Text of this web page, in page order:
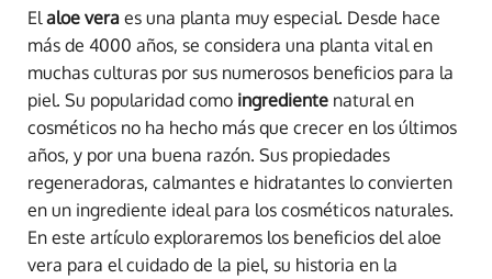
El aloe vera es una planta muy especial. Desde hace
más de 4000 años, se considera una planta vital en
muchas culturas por sus numerosos beneficios para la
piel. Su popularidad como ingrediente natural en
cosméticos no ha hecho más que crecer en los últimos
años, y por una buena razón. Sus propiedades
regeneradoras, calmantes e hidratantes lo convierten
en un ingrediente ideal para los cosméticos naturales.
En este artículo exploraremos los beneficios del aloe
vera para el cuidado de la piel, su historia en la